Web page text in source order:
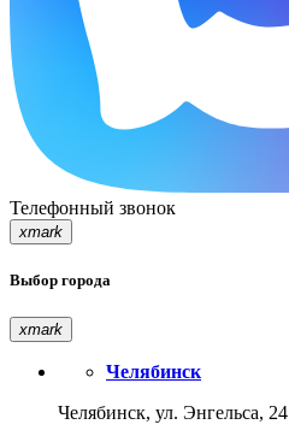
Телефонный звонок
xmark
Выбор города
xmark
Челябинск
Челябинск, ул. Энгельса, 24